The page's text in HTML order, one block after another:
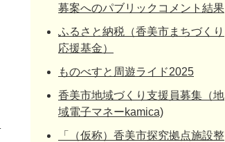
募案へのパブリックコメント結果
ふるさと納税（香美市まちづくり
応援基金）
ものべすと周遊ライド2025
香美市地域づくり支援員募集（地
域電子マネーkamica)
「（仮称）香美市探究拠点施設整